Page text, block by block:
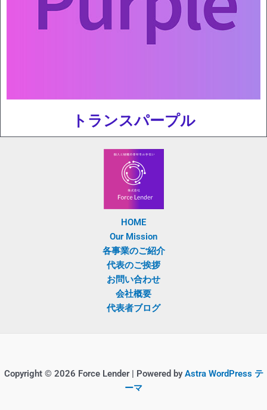
トランスパープル
HOME
Our Mission
各事業のご紹介
代表のご挨拶
お問い合わせ
会社概要
代表者ブログ
Copyright © 2026 Force Lender | Powered byAstra WordPress テ
ーマ